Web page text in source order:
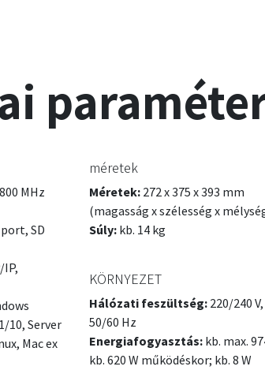
MHz
SD
IP,
10, Server
Mac ex
méretek
Méretek: 272 x 375 x 393 mm
(magasság x szélesség x
Súly: kb. 14 kg
KÖRNYEZET
Hálózati feszültség: 220/240 V,
50/60 Hz
Energiafogyasztás: kb. max.
kb. 620 W működéskor; kb. 8 W